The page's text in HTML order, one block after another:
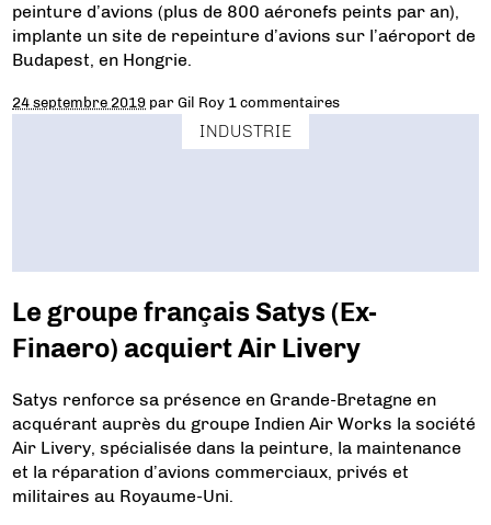
peinture d’avions (plus de 800 aéronefs peints par an),
implante un site de repeinture d’avions sur l’aéroport de
Budapest, en Hongrie.
24 septembre 2019 parGil Roy 1 commentaires
INDUSTRIE
Le groupe français Satys (Ex-
Finaero) acquiert Air Livery
Satys renforce sa présence en Grande-Bretagne en
acquérant auprès du groupe Indien Air Works la société
Air Livery, spécialisée dans la peinture, la maintenance
et la réparation d’avions commerciaux, privés et
militaires au Royaume-Uni.